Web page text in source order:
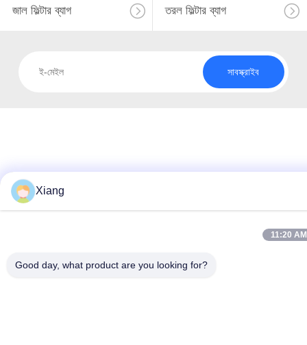
জাল ফিল্টার ব্যাগ তরল ফিল্টার ব্যাগ
সাবস্ক্রাইব
Xiang
11:20 AM
Good day, what product are you looking for?